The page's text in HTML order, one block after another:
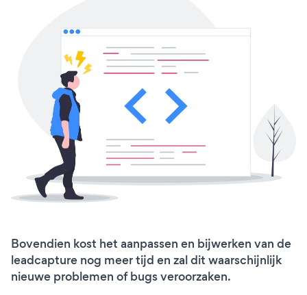
Bovendien kost het aanpassen en bijwerken van de
leadcapture nog meer tijd en zal dit waarschijnlijk
nieuwe problemen of bugs veroorzaken.